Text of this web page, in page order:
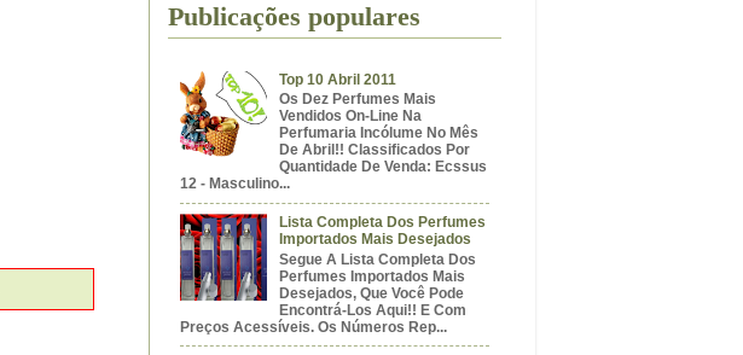
Publicações populares
Top 10 Abril 2011
Os Dez Perfumes Mais
Vendidos On-Line Na
Perfumaria Incólume No Mês
De Abril!! Classificados Por
Quantidade De Venda: Ecssus
12 - Masculino...
Lista Completa Dos Perfumes
Importados Mais Desejados
Segue A Lista Completa Dos
Perfumes Importados Mais
Desejados, Que Você Pode
Encontrá-Los Aqui!! E Com
Preços Acessíveis. Os Números Rep...